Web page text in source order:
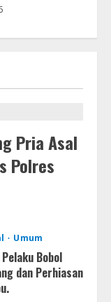
Way Kanan
Tersangka Ayah
of Thieves
Repack
Pria Asal
Polres
Umum
Bobol
dan Perhiasan